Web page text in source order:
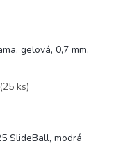
gelová, 0,7 mm,
(25 ks)
SlideBall, modrá